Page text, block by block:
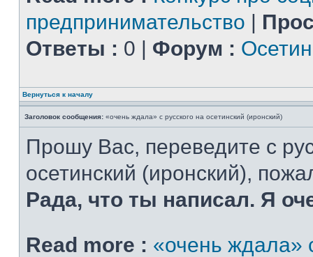
предпринимательство |
Ответы : 0 | Форум :
Вернуться к началу
Заголовок сообщения: «очень ждала» с русского на осетинский (иронский)
Прошу Вас, переведите с
осетинский (иронский),
Рада, что ты написал. Я
Read more : «очень ждала»